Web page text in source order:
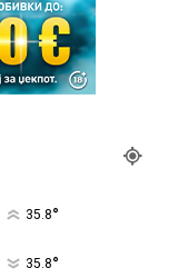
35.8°
35.8°